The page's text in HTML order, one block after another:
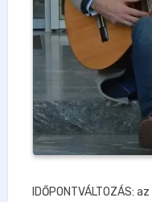
IDŐPONTVÁLTOZÁS: